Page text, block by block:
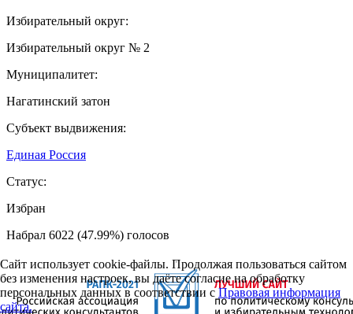
Избирательный округ:
Избирательный округ № 2
Муниципалитет:
Нагатинский затон
Субъект выдвижения:
Единая Россия
Статус:
Избран
Набрал 6022 (47.99%) голосов
Сайт использует cookie-файлы. Продолжая пользоваться сайтом
без изменения настроек, вы даёте согласие на обработку
персональных данных в соответствии сПравовая информация
сайта.